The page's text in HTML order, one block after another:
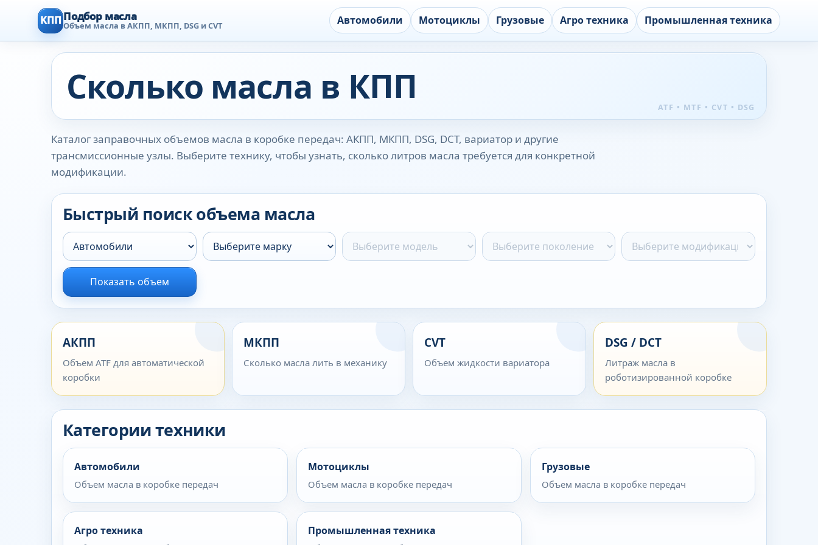
КПП Подбор масла
Объем масла в АКПП, МКПП, DSG и CVT Автомобили Мотоциклы Грузовые Агро техника Промышленная техника
Сколько масла в КПП
Каталог заправочных объемов масла в коробке передач: АКПП, МКПП, DSG, DCT, вариатор и другие
трансмиссионные узлы. Выберите технику, чтобы узнать, сколько литров масла требуется для конкретной
модификации.
Быстрый поиск объема масла
Показать объем
АКПП
Объем ATF для автоматической
коробки
МКПП
Сколько масла лить в механику
CVT
Объем жидкости вариатора
DSG / DCT
Литраж масла в
роботизированной коробке
Категории техники
Автомобили
Объем масла в коробке передач
Мотоциклы
Объем масла в коробке передач
Грузовые
Объем масла в коробке передач
Агро техника Промышленная техника